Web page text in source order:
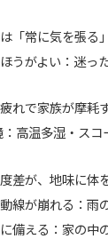
「常に気を張る
うがよい：迷っ
れで家族が摩耗
高温多湿・ス
差が、地味に体
線が崩れる：雨
備える：家の中